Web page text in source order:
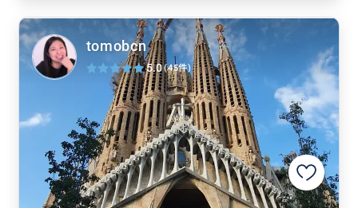
tomobcn
5.0(45件)